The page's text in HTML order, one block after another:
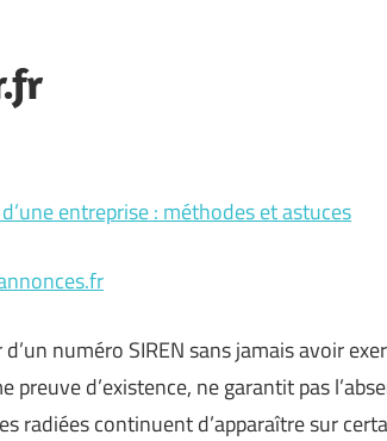
entreprise : méthodes et astuces
numéro SIREN sans jamais avoir
d’existence, ne garantit pas
radiées continuent d’apparaître sur